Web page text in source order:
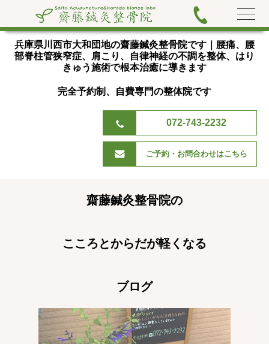
兵庫県川西市大和団地の齋藤鍼灸整骨院です｜腰痛、腰
部脊柱管狭窄症、肩こり、自律神経の不調を整体、はり
きゅう施術で根本治癒に導きます
完全予約制、自費専門の整体院です
072-743-2232
ご予約・お問合わせはこちら
齋藤鍼灸整骨院の
こころとからだが軽くなる
ブログ